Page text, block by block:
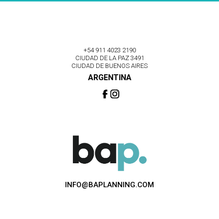
+54 911 4023 2190
CIUDAD DE LA PAZ 3491
CIUDAD DE BUENOS AIRES
ARGENTINA
INFO@BAPLANNING.COM